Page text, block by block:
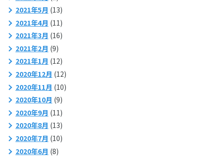
2021年5月 (13)
2021年4月 (11)
2021年3月 (16)
2021年2月 (9)
2021年1月 (12)
2020年12月 (12)
2020年11月 (10)
2020年10月 (9)
2020年9月 (11)
2020年8月 (13)
2020年7月 (10)
2020年6月 (8)